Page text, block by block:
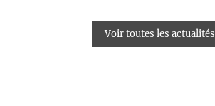
Voir toutes les actualités